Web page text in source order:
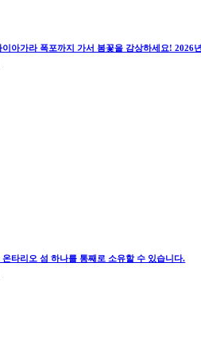
아가라 폭포까지 가서 봄꽃을 감상하세요! 2026
타리오 섬 하나를 통째로 소유할 수 있습니다.